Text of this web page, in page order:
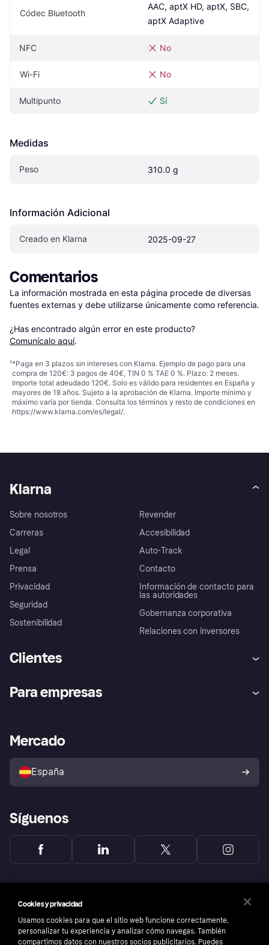
Códec Bluetooth
AAC, aptX HD, aptX, SBC,
aptX Adaptive
NFC No
Wi-Fi No
Multipunto Sí
Medidas
Peso 310.0 g
Información Adicional
Creado en Klarna 2025-09-27
Comentarios
La información mostrada en esta página procede de diversas
fuentes externas y debe utilizarse únicamente como referencia.
¿Has encontrado algún error en este producto?
Comunícalo aquí.
¹*Paga en 3 plazos sin intereses con Klarna. Ejemplo de pago para una
compra de 120€: 3 pagos de 40€, TIN 0 % TAE 0 %. Plazo: 2 meses.
Importe total adeudado 120€. Solo es válido para residentes en España y
mayores de 18 años. Sujeto a la aprobación de Klarna. Importe mínimo y
máximo varía por tienda. Consulta los términos y resto de condiciones en
https://www.klarna.com/es/legal/.
Klarna
Sobre nosotros
Carreras
Legal
Prensa
Privacidad
Seguridad
Sostenibilidad
Revender
Accesibilidad
Auto-Track
Contacto
Información de contacto para
las autoridades
Gobernanza corporativa
Relaciones con inversores
Clientes
Inicio de sesión
Directorio de tiendas
Política de protección al
comprador de Klarna
Reclamaciones
Para empresas
Acceso empresas
Mercado
España
Síguenos
Cookies y privacidad
Usamos cookies para que el sitio web funcione correctamente,
personalizar tu experiencia y analizar cómo navegas. También
compartimos datos con nuestros socios publicitarios. Puedes